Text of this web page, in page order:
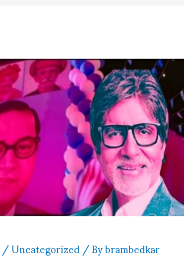
/Uncategorized/ Bybrambedkar